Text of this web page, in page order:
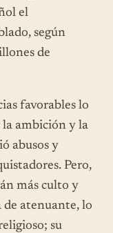
el
según
de
favorables lo
ambición y la
abusos y
Pero,
más culto y
de atenuante, lo
su